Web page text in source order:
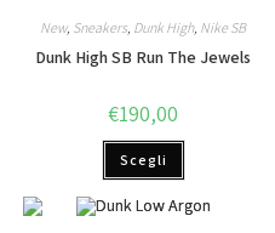
New, Sneakers, Dunk High, Nike SB
Dunk High SB Run The Jewels
€190,00
Scegli